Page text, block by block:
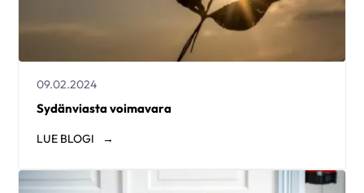
09.02.2024
Sydänviasta voimavara
LUE BLOGI